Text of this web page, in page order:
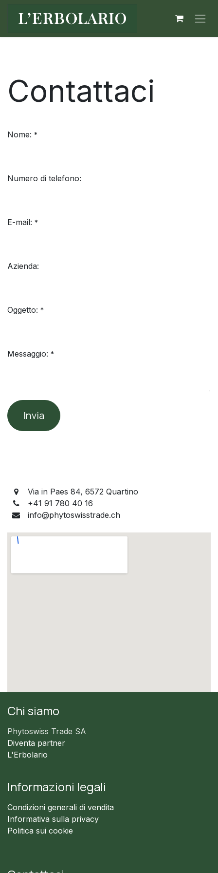
Contattaci
Nome: *
Numero di telefono:
E-mail: *
Azienda:
Oggetto: *
Messaggio: *
Invia
Via in Paes 84, 6572 Quartino
+41 91 780 40 16
info@phytoswisstrade.ch
Chi siamo
Phytoswiss Trade SA
Diventa partner
L'Erbolario
Informazioni legali
Condizioni generali di vendita
Informativa sulla privacy
Politica sui cookie